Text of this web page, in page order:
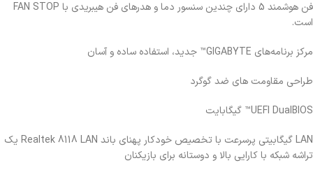
فن هوشمند 5 دارای چندین سنسور دما و هدرهای فن هیبریدی با FAN STOP
است.
مرکز برنامه‌های GIGABYTE™ جدید، استفاده ساده و آسان
طراحی مقاومت های ضد گوگرد
UEFI DualBIOS™ گیگابایت
LAN گیگابیتی پرسرعت با تخصیص خودکار پهنای باند Realtek 8118 LAN یک
تراشه شبکه با کارایی بالا و دوستانه برای بازیکنان